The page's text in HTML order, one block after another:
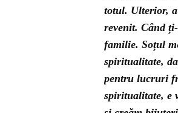
totul. Ulterior,
revenit. Când
familie. Soțul
spiritualitate,
pentru lucruri
spiritualitate, e